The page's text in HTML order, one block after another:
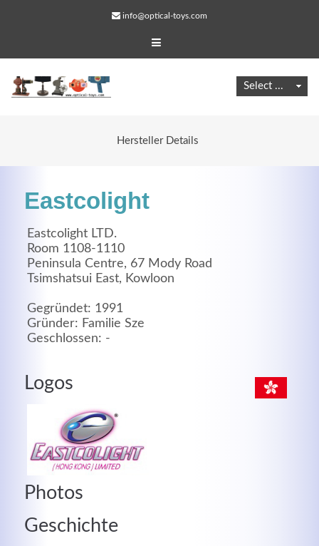
info@optical-toys.com
Hersteller Details
Eastcolight
Eastcolight LTD.
Room 1108-1110
Peninsula Centre, 67 Mody Road
Tsimshatsui East, Kowloon
Gegründet: 1991
Gründer: Familie Sze
Geschlossen: -
Logos
Photos
Geschichte
Web Projects
elit. Aenean commodo ligula eget dolor.